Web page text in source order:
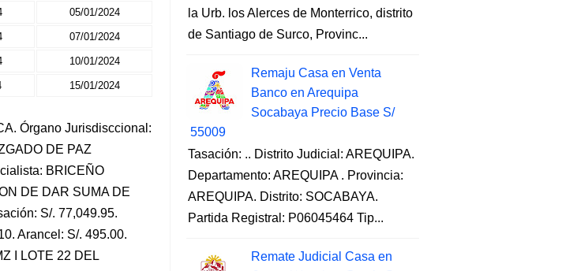
05/01/2024
07/01/2024
10/01/2024
15/01/2024
Órgano Jurisdisccional:
DE PAZ
BRICEÑO
DE DAR SUMA DE
S/. 77,049.95.
Arancel: S/. 495.00.
I LOTE 22 DEL
la Urb. los Alerces de Monterrico, distrito
de Santiago de Surco, Provinc...
Remaju Casa en Venta
Banco en Arequipa
Socabaya Precio Base S/
55009
Tasación: .. Distrito Judicial: AREQUIPA.
Departamento: AREQUIPA . Provincia:
AREQUIPA. Distrito: SOCABAYA.
Partida Registral: P06045464 Tip...
Remate Judicial Casa en